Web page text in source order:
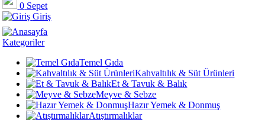
0 Sepet
Giriş
Kategoriler
Temel Gıda
Kahvaltılık & Süt Ürünleri
Et & Tavuk & Balık
Meyve & Sebze
Hazır Yemek & Donmuş
Atıştırmalıklar